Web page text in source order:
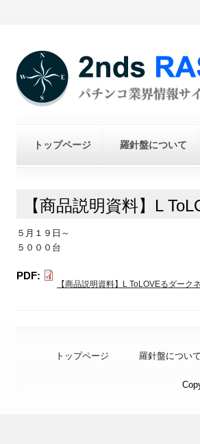
トップページ 羅針盤について
【商品説明資料】L
５月１９日～
５０００台
PDF:
【商品説明資料】L ToLOVEるダーク
トップページ 羅針盤について